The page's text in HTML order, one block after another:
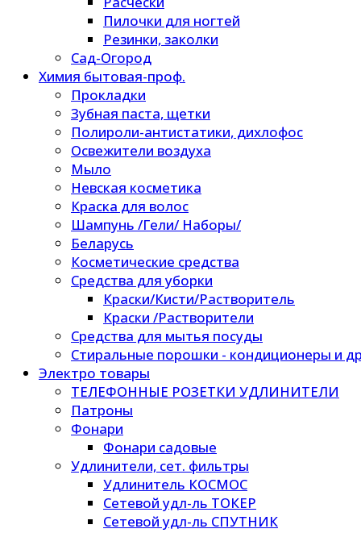
Пилочки для ногтей
Резинки, заколки
Сад-Огород
Химия бытовая-проф.
Прокладки
Зубная паста, щетки
Полироли-антистатики, дихлофос
Освежители воздуха
Мыло
Невская косметика
Краска для волос
Шампунь /Гели/ Наборы/
Беларусь
Косметические средства
Средства для уборки
Краски/Кисти/Растворитель
Краски /Растворители
Средства для мытья посуды
Стиральные порошки - кондиционеры и
Электро товары
ТЕЛЕФОННЫЕ РОЗЕТКИ УДЛИНИТЕЛИ
Патроны
Фонари
Фонари садовые
Удлинители, сет. фильтры
Удлинитель КОСМОС
Сетевой удл-ль ТОКЕР
Сетевой удл-ль СПУТНИК